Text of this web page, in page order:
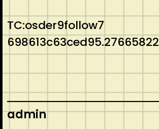
TC:osder9follow7
698613c63ced95.27665822
admin